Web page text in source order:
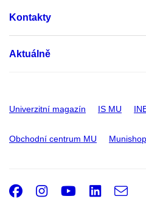
Kontakty
Aktuálně
Univerzitní magazín IS MU
Obchodní centrum MU Munishop
Facebook
Instagram
Youtube
e-